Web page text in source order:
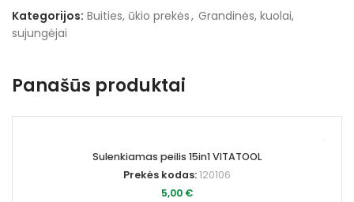
Kategorijos: Buities, ūkio prekės, Grandinės, kuolai,
sujungėjai
Panašūs produktai
Sulenkiamas peilis 15in1 VITATOOL
Prekės kodas:120106
5,00 €